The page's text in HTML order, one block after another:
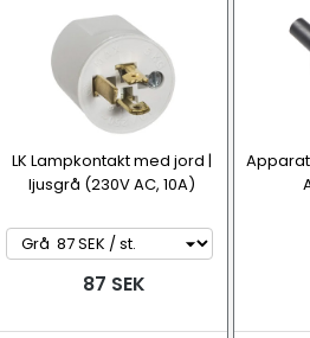
LK Lampkontakt med jord |
ljusgrå (230V AC, 10A)
87 SEK